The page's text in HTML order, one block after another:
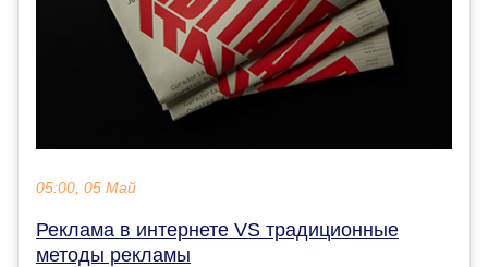
05:00, 05 Май
Реклама в интернете VS традиционные
методы рекламы